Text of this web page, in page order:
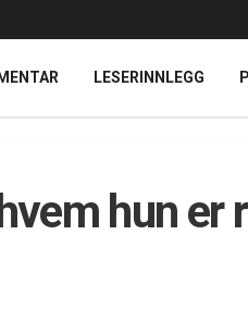
LESERINNLEGG
hun er